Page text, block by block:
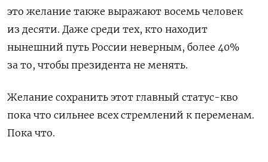
это желание также выражают восемь человек
из десяти. Даже среди тех, кто находит
нынешний путь России неверным, более 40%
за то, чтобы президента не менять.
Желание сохранить этот главный статус-кво
пока что сильнее всех стремлений к переменам.
Пока что.